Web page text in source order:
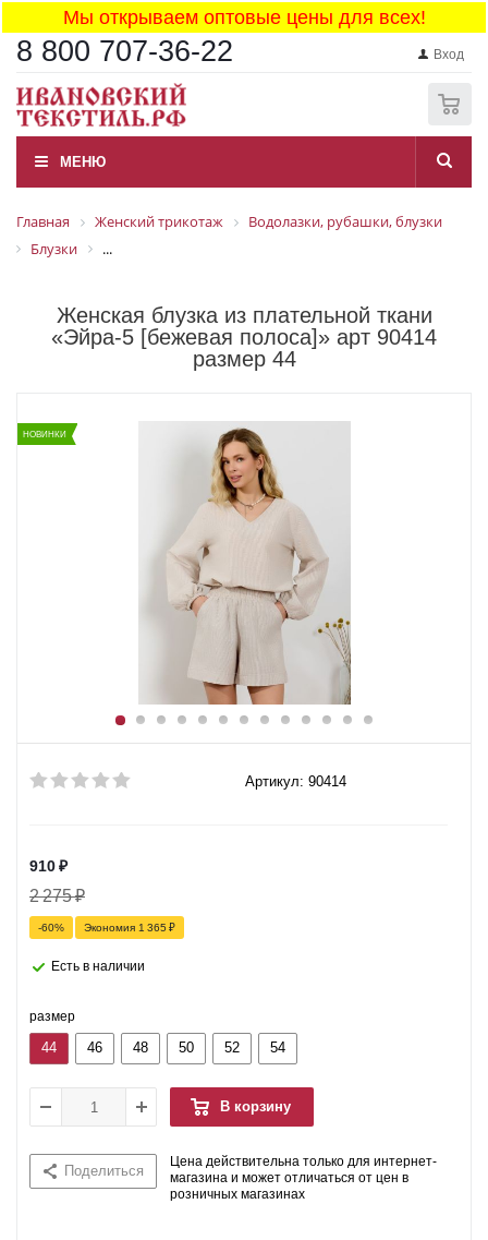
Мы открываем оптовые цены для всех!
8 800 707-36-22 Вход
МЕНЮ
Главная Женский трикотаж
Водолазки, рубашки, блузки
Блузки
...
Женская блузка из плательной ткани
«Эйра-5 [бежевая полоса]» арт 90414
размер 44
НОВИНКИ
Артикул: 90414
910₽
2 275₽
-60% Экономия 1 365 ₽
Есть в наличии
размер
44 46 48 50 52 54
В корзину
Поделиться
Цена действительна только для интернет-
магазина и может отличаться от цен в
розничных магазинах